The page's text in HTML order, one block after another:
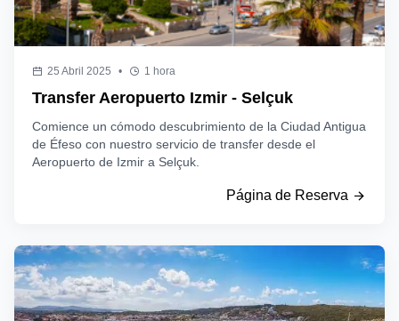
25 Abril 2025 • 1 hora
Transfer Aeropuerto Izmir - Selçuk
Comience un cómodo descubrimiento de la Ciudad Antigua
de Éfeso con nuestro servicio de transfer desde el
Aeropuerto de Izmir a Selçuk.
Página de Reserva